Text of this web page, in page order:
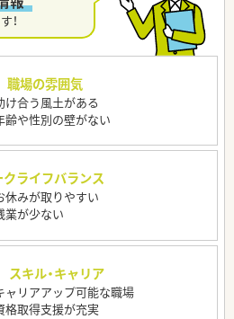
！
職場の雰囲気
け合う風土がある
齢や性別の壁がない
クライフバランス
休みが取りやすい
業が少ない
スキル・キャリア
ャリアアップ可能な職場
格取得支援が充実